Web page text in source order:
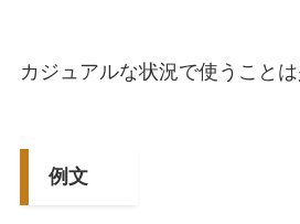
カジュアルな状況で使うことは
例文